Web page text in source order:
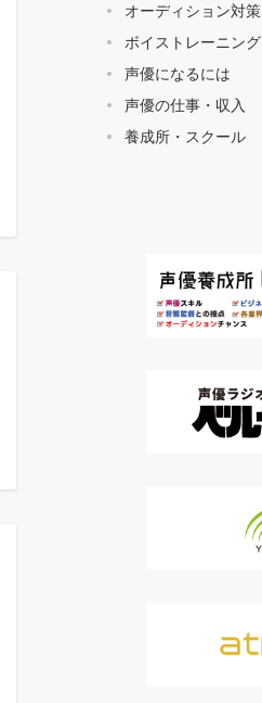
オーディション対策
ボイストレーニング
声優になるには
声優の仕事・収入
養成所・スクール